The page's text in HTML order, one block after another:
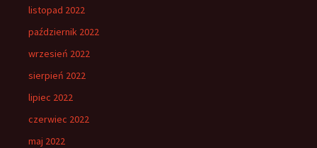
listopad 2022
październik 2022
wrzesień 2022
sierpień 2022
lipiec 2022
czerwiec 2022
maj 2022